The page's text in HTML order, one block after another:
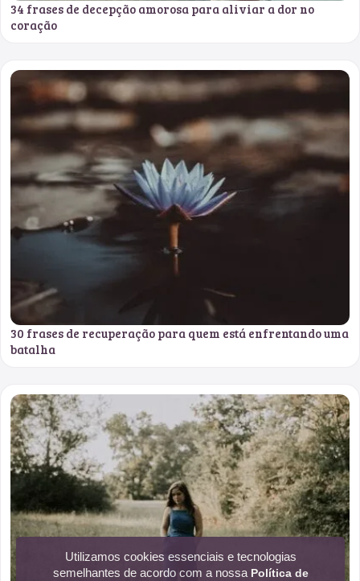
34 frases de decepção amorosa para aliviar a dor no
coração
30 frases de recuperação para quem está enfrentando uma
batalha
Utilizamos cookies essenciais e tecnologias
semelhantes de acordo com a nossa Política de